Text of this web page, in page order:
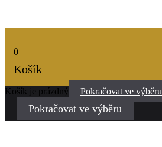
0
Košík
Košík je prázdný Pokračovat ve výběru
Pokračovat ve výběru